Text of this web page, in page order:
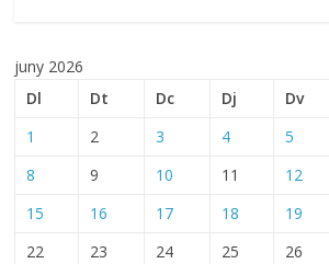
juny 2026
Dl
Dt Dc Dj Dv
1
2 3 4 5
8
9 10 11 12
15
16 17 18 19
22
23 24 25 26